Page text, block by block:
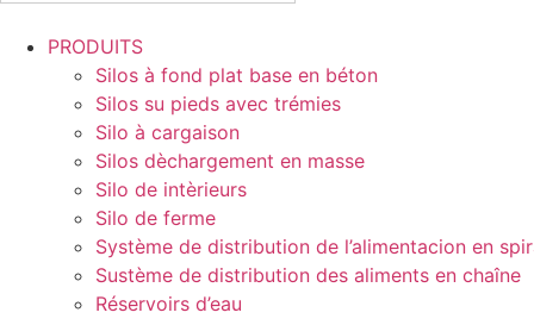
PRODUITS
Silos à fond plat base en béton
Silos su pieds avec trémies
Silo à cargaison
Silos dèchargement en masse
Silo de intèrieurs
Silo de ferme
Système de distribution de l’alimentacion en
Sustème de distribution des aliments en chaîne
Réservoirs d’eau